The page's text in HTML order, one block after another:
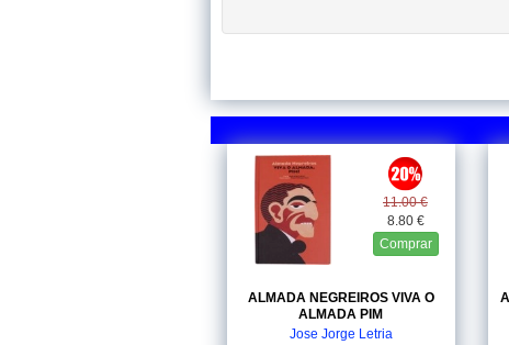
11.00 €
8.80 €
Comprar
ALMADA NEGREIROS VIVA O
ALMADA PIM
Jose Jorge Letria